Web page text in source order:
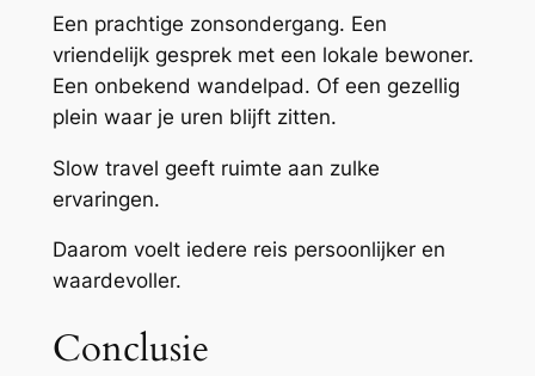
Een prachtige zonsondergang. Een
vriendelijk gesprek met een lokale bewoner.
Een onbekend wandelpad. Of een gezellig
plein waar je uren blijft zitten.
Slow travel geeft ruimte aan zulke
ervaringen.
Daarom voelt iedere reis persoonlijker en
waardevoller.
Conclusie